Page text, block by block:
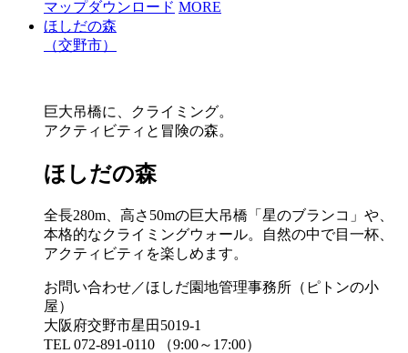
マップダウンロード MORE
ほしだの森
（交野市）
巨大吊橋に、クライミング。
アクティビティと冒険の森。
ほしだの森
全長280m、高さ50mの巨大吊橋「星のブランコ」や、
本格的なクライミングウォール。自然の中で目一杯、
アクティビティを楽しめます。
お問い合わせ／ほしだ園地管理事務所（ピトンの小
屋）
大阪府交野市星田5019-1
TEL 072-891-0110 （9:00～17:00）